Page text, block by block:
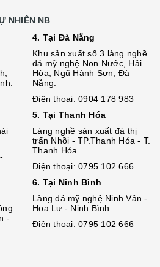
NHIÊN NB
-
4. Tại Đà Nẵng
Khu sản xuất số 3 làng nghề
đá mỹ nghệ Non Nước, Hải
Hòa, Ngũ Hành Sơn, Đà
Nẵng.
Điện thoại: 0904 178 983
5. Tại Thanh Hóa
Làng nghề sản xuất đá thị
trấn Nhồi - TP.Thanh Hóa - T.
Thanh Hóa.
Điện thoại: 0795 102 666
6. Tại Ninh Bình
Làng đá mỹ nghệ Ninh Vân -
Hoa Lư - Ninh Bình
Điện thoại: 0795 102 666